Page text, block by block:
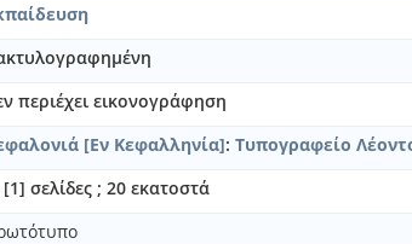
περιέχει εικονογράφηση
[Εν Κεφαλληνία]: Τυπογραφείο
σελίδες ; 20 εκατοστά